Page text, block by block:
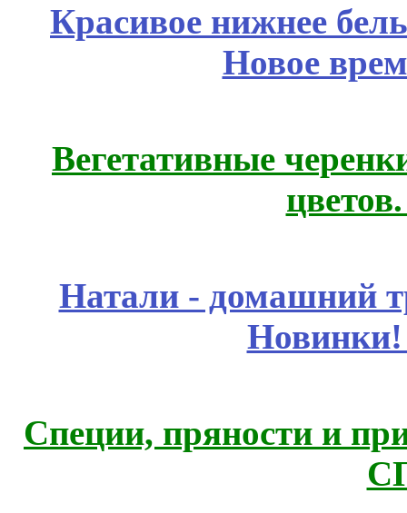
Красивое нижнее
Новое
Вегетативные
Натали - домашний
Специи, пряности и